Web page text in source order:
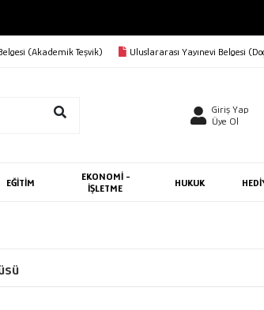
(Akademik Teşvik) Uluslararası Yayınevi Belgesi
Giriş Yap
Üye Ol
EĞİTİM
EKONOMİ -
İŞLETME
HUKUK